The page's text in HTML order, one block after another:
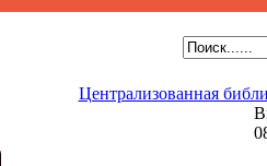
Централизованная